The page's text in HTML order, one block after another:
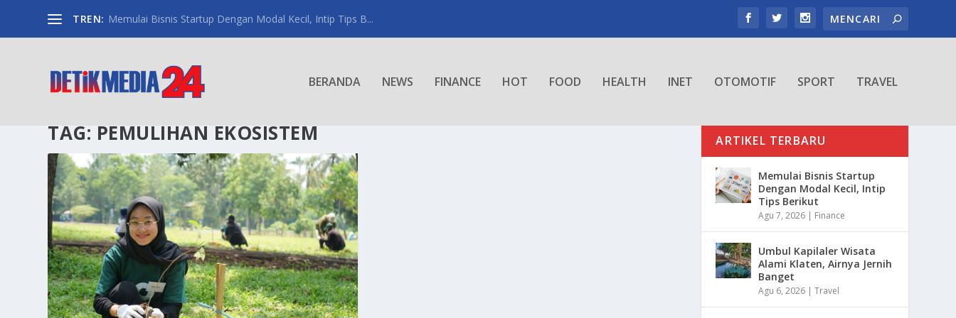
TREN: Memulai Bisnis Startup Dengan Modal Kecil, Intip Tips B...
BERANDA NEWS FINANCE HOT FOOD HEALTH INET OTOMOTIF SPORT TRAVEL
TAG: PEMULIHAN EKOSISTEM ARTIKEL TERBARU
Memulai Bisnis Startup
Dengan Modal Kecil, Intip
Tips Berikut
Agu 7, 2026 | Finance
Umbul Kapilaler Wisata
Alami Klaten, Airnya Jernih
Banget
Agu 6, 2026 |Travel